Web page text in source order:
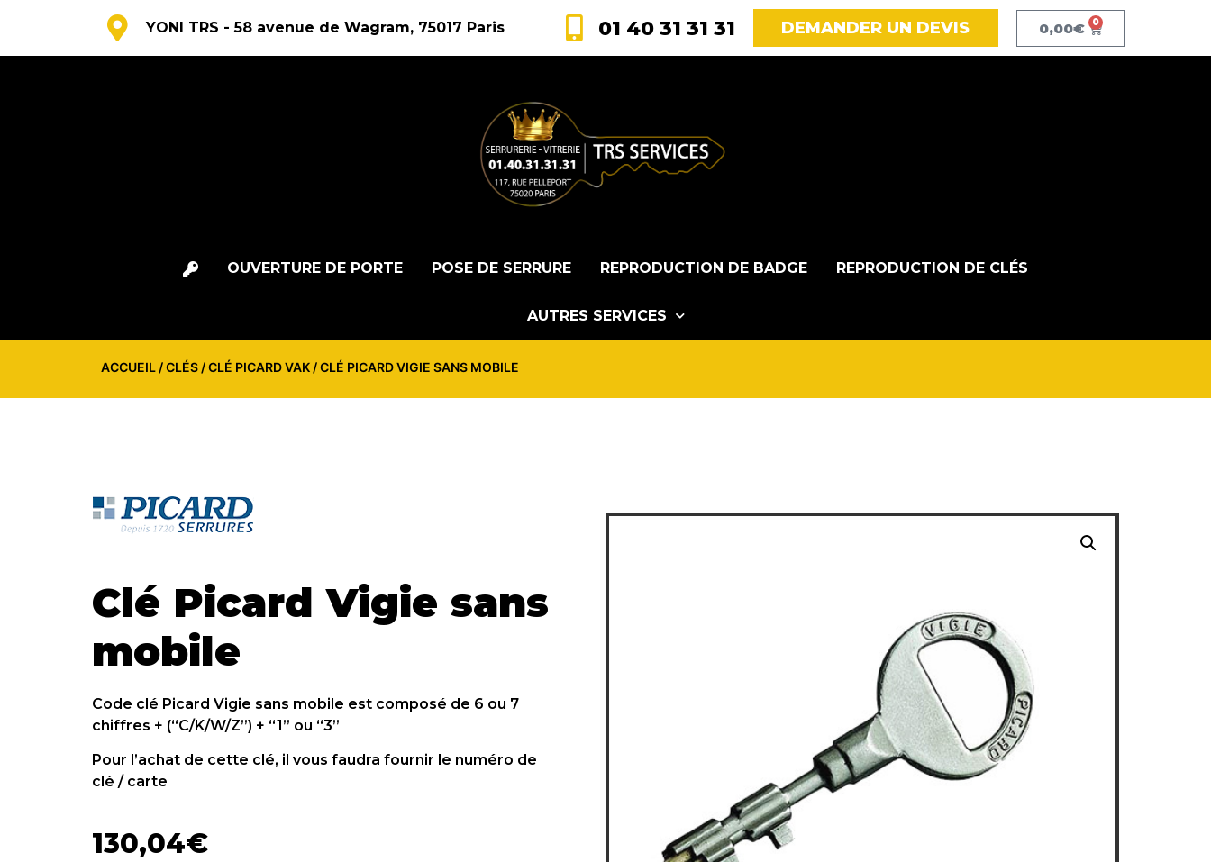
YONI TRS - 58 avenue de Wagram, 75017 Paris 01 40 31 31 31 DEMANDER UN DEVIS 0,00€ 0
OUVERTURE DE PORTE POSE DE SERRURE REPRODUCTION DE BADGE REPRODUCTION DE CLÉS
AUTRES SERVICES
ACCUEIL /CLÉS /CLÉ PICARD VAK / CLÉ PICARD VIGIE SANS MOBILE
Clé Picard Vigie sans
mobile
Code clé Picard Vigie sans mobile est composé de 6 ou 7
chiffres + (“C/K/W/Z”) + “1” ou “3”
Pour l’achat de cette clé, il vous faudra fournir le numéro de
clé / carte
130,04€